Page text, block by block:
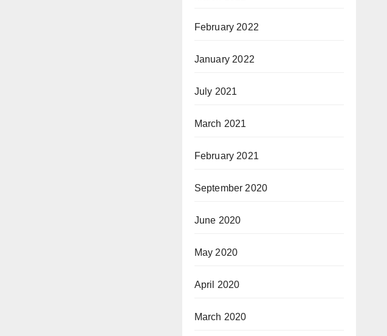
February 2022
January 2022
July 2021
March 2021
February 2021
September 2020
June 2020
May 2020
April 2020
March 2020